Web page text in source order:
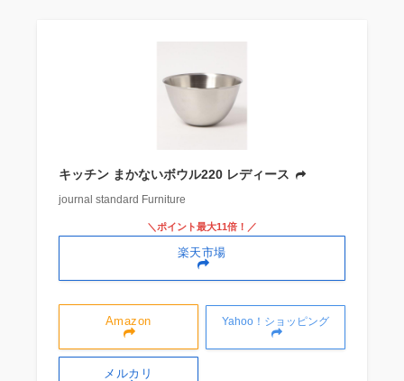
キッチン まかないボウル220 レディース
journal standard Furniture
Amazon
＼ポイント最大11倍！／
楽天市場
Yahoo！ショッピング
メルカリ